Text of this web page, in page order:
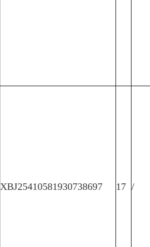
XBJ25410581930738697 17 /